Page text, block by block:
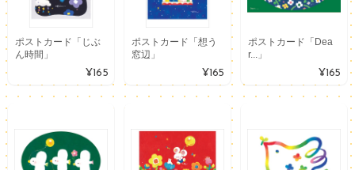
ポストカード「じぶ
ん時間」
¥165
ポストカード「想う
窓辺」
¥165
ポストカード「Dea
r...」
¥165